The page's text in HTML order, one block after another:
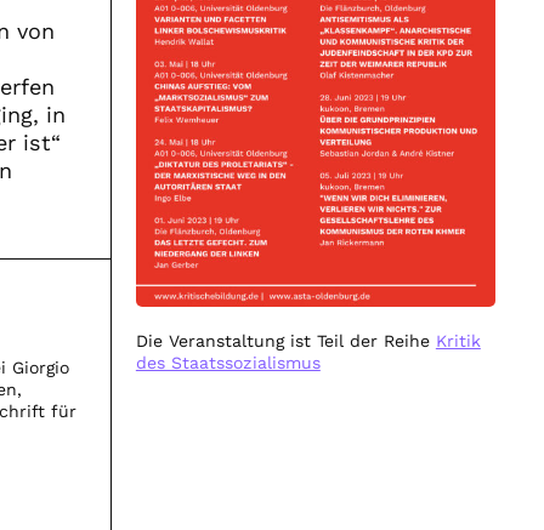
von
in
ist“
Giorgio
für
Die Veranstaltung ist Teil der Reihe Kritik
des Staatssozialismus